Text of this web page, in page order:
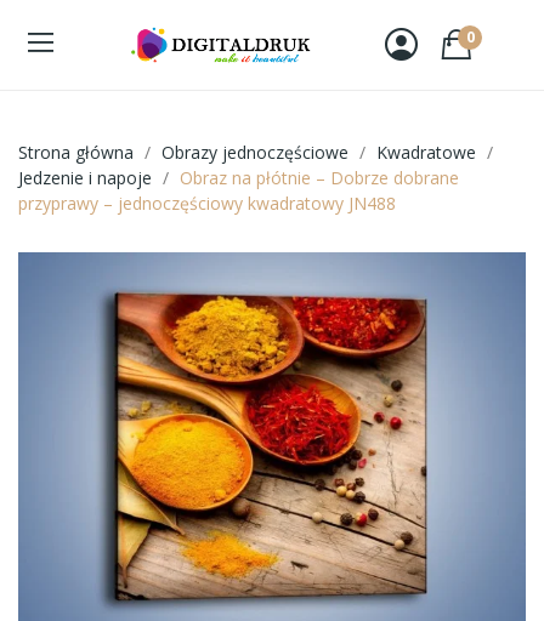
0
Strona główna Obrazy jednoczęściowe
Kwadratowe
Jedzenie i napoje
Obraz na płótnie – Dobrze dobrane
przyprawy – jednoczęściowy kwadratowy JN488